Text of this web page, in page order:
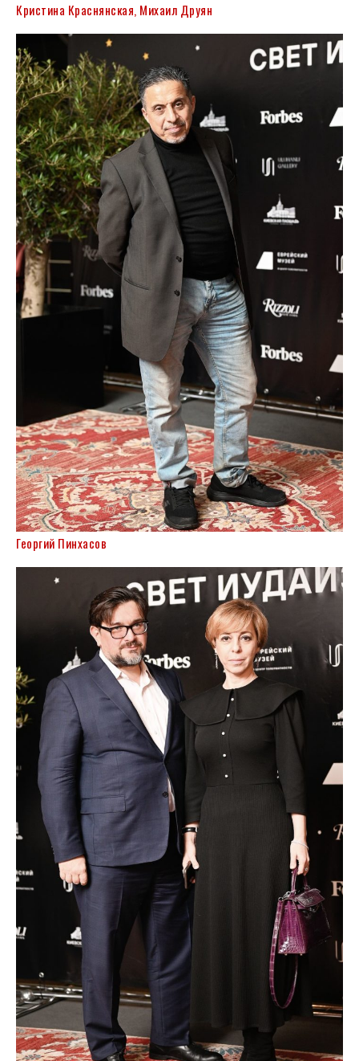
Кристина Краснянская, Михаил Друян
Георгий Пинхасов